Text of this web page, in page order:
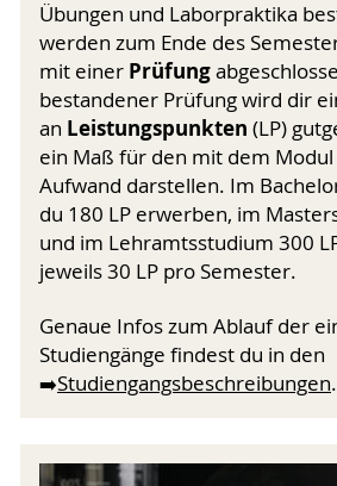
Übungen und Laborpraktika
werden zum Ende des
mit einer Prüfung
bestandener Prüfung wird dir
an Leistungs­punkten (LP)
ein Maß für den mit dem
Aufwand darstellen. Im
du 180 LP erwerben, im
und im Lehramtsstudium 300
jeweils 30 LP pro Semester.
Genaue Infos zum Ablauf der
Studiengänge findest du in den
➡️Studiengangsbeschreibungen.